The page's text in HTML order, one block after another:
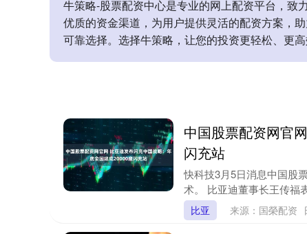
牛策略-股票配资中心是专业的网上配资平台，致
优质的资金渠道，为用户提供灵活的配资方案，
可靠选择。选择牛策略，让您的投资更轻松、更高
中国股票配资网官
闪充站
快科技3月5日消息中国股
术。 比亚迪董事长王传福
比亚 来源：国榮配资